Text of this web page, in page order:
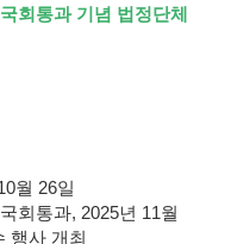
회통과 기념 법정단체
월 26일
회통과, 2025년 11월
행사 개최